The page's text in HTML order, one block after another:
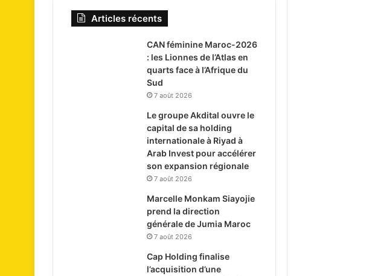
Articles récents
CAN féminine Maroc-2026
: les Lionnes de l’Atlas en
quarts face à l’Afrique du
Sud
7 août 2026
Le groupe Akdital ouvre le
capital de sa holding
internationale à Riyad à
Arab Invest pour accélérer
son expansion régionale
7 août 2026
Marcelle Monkam Siayojie
prend la direction
générale de Jumia Maroc
7 août 2026
Cap Holding finalise
l’acquisition d’une